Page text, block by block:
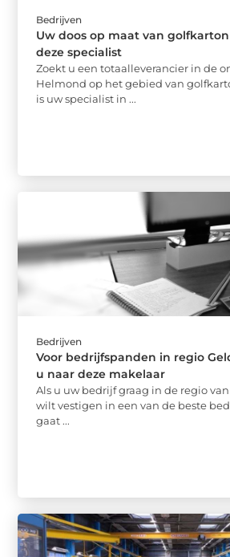
Bedrijven
Uw doos op maat van
deze specialist
Zoekt u een totaalleverancier in de
Helmond op het gebied van
is uw specialist in ...
Bedrijven
Voor bedrijfspanden in regio
u naar deze makelaar
Als u uw bedrijf graag in de regio
wilt vestigen in een van de beste
gaat ...